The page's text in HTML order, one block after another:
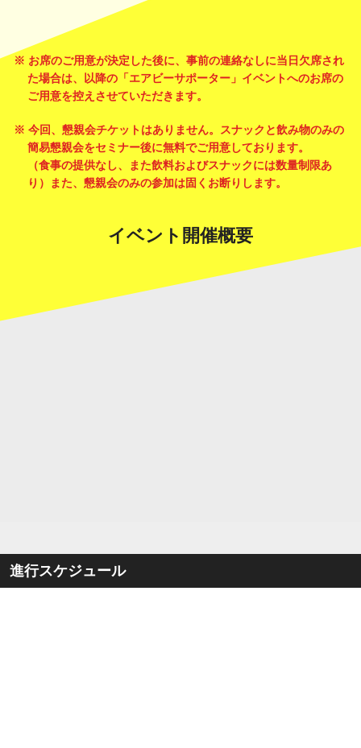
※ お席のご用意が決定した後に、事前の連絡なしに当日欠席され
た場合は、以降の「エアビーサポーター」イベントへのお席の
ご用意を控えさせていただきます。
※ 今回、懇親会チケットはありません。スナックと飲み物のみの
簡易懇親会をセミナー後に無料でご用意しております。
（食事の提供なし、また飲料およびスナックには数量制限あ
り）また、懇親会のみの参加は固くお断りします。
イベント開催概要
進行スケジュール